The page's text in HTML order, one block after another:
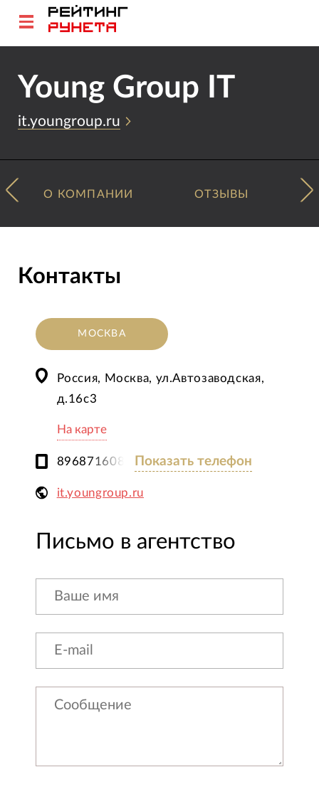
Young Group IT
it.youngroup.ru
О КОМПАНИИ ОТЗЫВЫ
Контакты
МОСКВА
Россия, Москва, ул.Автозаводская,
д.16с3
На карте
89687160804Показать телефон
it.youngroup.ru
Письмо в агентство